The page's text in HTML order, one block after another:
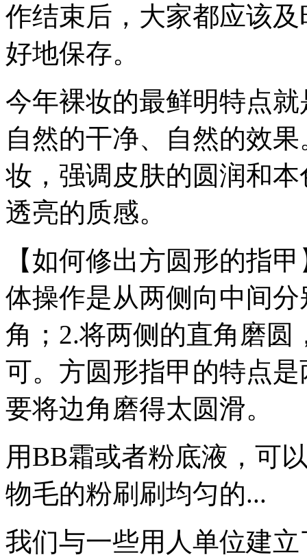
作结束后，大家都应该
好地保存。
今年裸妆的最鲜明特点
自然的干净、自然的效
妆，强调皮肤的圆润和
透亮的质感。
【如何修出方圆形的指
体操作是从两侧向中间
角；2.将两侧的直角磨圆
可。方圆形指甲的特点
要将边角磨得太圆滑。
用BB霜或者粉底液，可
物毛的粉刷刷均匀的...
我们与一些用人单位建